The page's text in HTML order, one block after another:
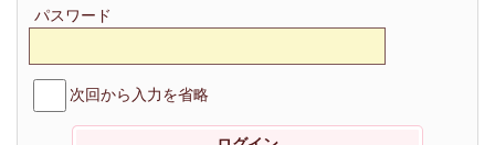
パスワード
次回から入力を省略